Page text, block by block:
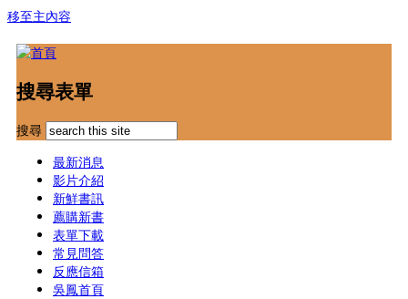
移至主內容
搜尋表單
搜尋
最新消息
影片介紹
新鮮書訊
薦購新書
表單下載
常見問答
反應信箱
吳鳳首頁